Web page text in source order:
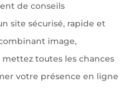
de conseils
site sécurisé, rapide et
image,
toutes les chances
votre présence en ligne